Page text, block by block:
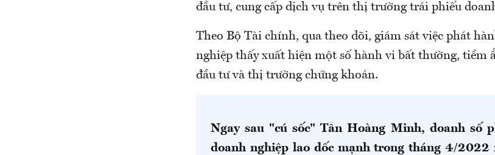
đầu tư, cung cấp dịch vụ trên thị trường trái phiếu
Theo Bộ Tài chính, qua theo dõi, giám sát việc phát
nghiệp thấy xuất hiện một số hành vi bất thường, tiềm
đầu tư và thị trường chứng khoán.
Ngay sau "cú sốc" Tân Hoàng Minh, doanh số
doanh nghiệp lao dốc mạnh trong tháng 4/2022